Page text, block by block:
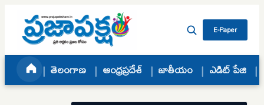
Skip to content
E-Paper
తెలంగాణ ఆంధ్రప్రదేశ్ జాతీయం ఎడిట్ పేజి